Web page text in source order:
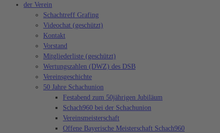
der Verein
Schachtreff Grafing
Videochat (geschützt)
Kontakt
Vorstand
Mitgliederliste (geschützt)
Wertungszahlen (DWZ) des DSB
Vereinsgeschichte
50 Jahre Schachunion
Festabend zum 50jährigen Jubiläum
Schach960 bei der Schachunion
Vereinsmeisterschaft
Offene Bayerische Meisterschaft Schach960